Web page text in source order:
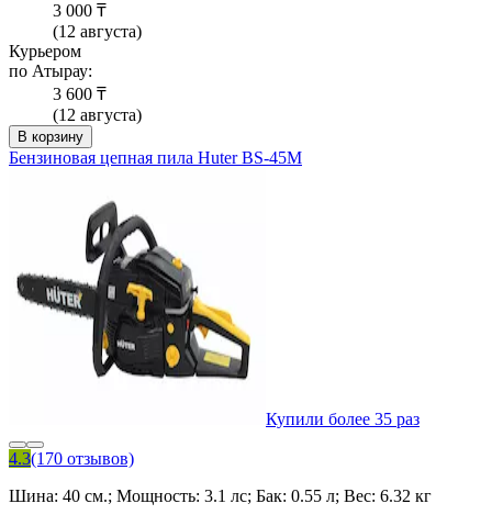
3 000 ₸
(12 августа)
Курьером
по Атырау:
3 600 ₸
(12 августа)
В корзину
Бензиновая цепная пила Huter BS-45M
Купили более 35 раз
4.3(170 отзывов)
Шина: 40 см.; Мощность: 3.1 лс; Бак: 0.55 л; Вес: 6.32 кг